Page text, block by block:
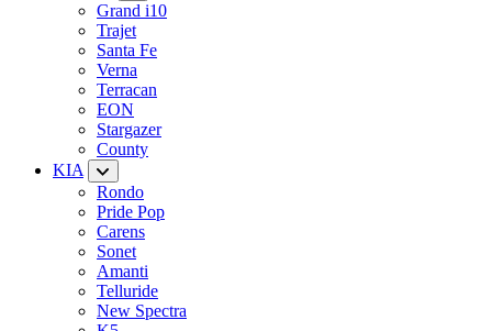
Grand i10
Trajet
Santa Fe
Verna
Terracan
EON
Stargazer
County
KIA
Rondo
Pride Pop
Carens
Sonet
Amanti
Telluride
New Spectra